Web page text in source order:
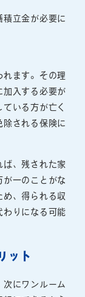
立金が必要に
れます。その理
加入する必要が
いる方が亡く
除される保険に
ば、残された家
が一のことがな
め、得られる収
わりになる可能
ット
次にワンルーム